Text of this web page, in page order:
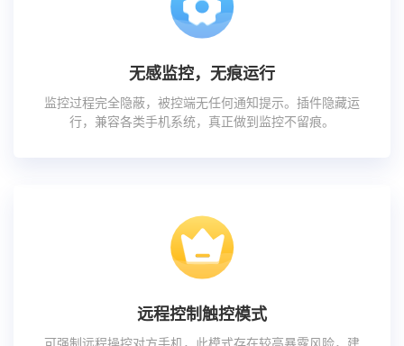
无感监控，无痕运行
监控过程完全隐蔽，被控端无任何通知提示。插件隐藏运
行，兼容各类手机系统，真正做到监控不留痕。
远程控制触控模式